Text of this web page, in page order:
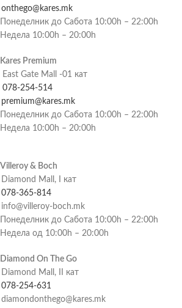
onthego@kares.mk
Понеделник до Сабота 10:00h – 22:00h
Недела 10:00h – 20:00h
Kares Premium
East Gate Mall -01 кат
078-254-514
premium@kares.mk
Понеделник до Сабота 10:00h – 22:00h
Недела 10:00h – 20:00h
Villeroy & Boch
Diamond Mall, I кат
078-365-814
info@villeroy-boch.mk
Понеделник до Сабота 10:00h – 22:00h
Недела од 10:00h – 20:00h
Diamond On The Go
Diamond Mall, II кат
078-254-631
diamondonthego@kares.mk